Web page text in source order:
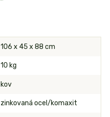
106 x 45 x 88 cm
10 kg
kov
zinkovaná ocel/komaxit